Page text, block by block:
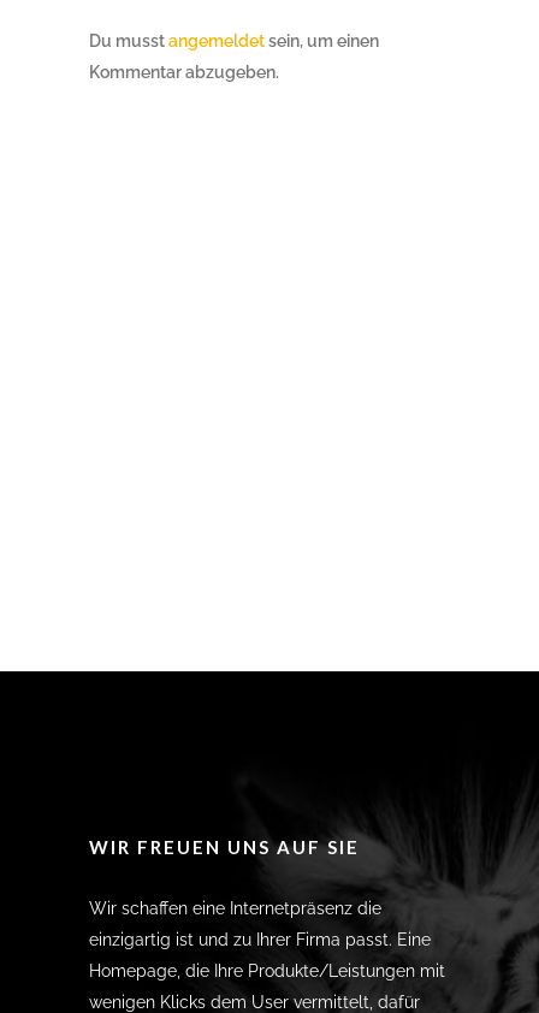
Du musstangemeldetsein, um einen
Kommentar abzugeben.
WIR FREUEN UNS AUF SIE
Wir schaffen eine Internetpräsenz die
einzigartig ist und zu Ihrer Firma passt. Eine
Homepage, die Ihre Produkte/Leistungen mit
wenigen Klicks dem User vermittelt, dafür